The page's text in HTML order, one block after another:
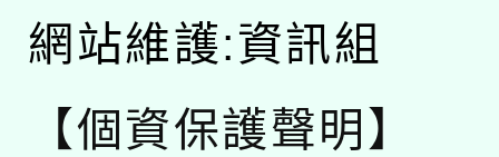
網站維護:資訊組
【個資保護聲明】